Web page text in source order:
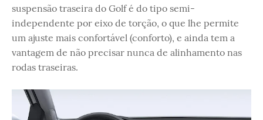
suspensão traseira do Golf é do tipo semi-
independente por eixo de torção, o que lhe permite
um ajuste mais confortável (conforto), e ainda tem a
vantagem de não precisar nunca de alinhamento nas
rodas traseiras.